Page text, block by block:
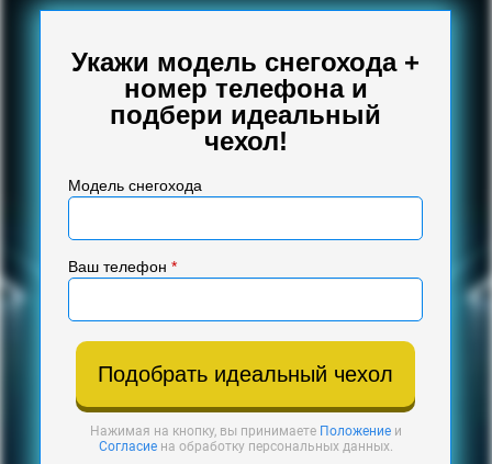
Укажи модель снегохода +
номер телефона и
подбери идеальный
чехол!
Модель снегохода
Ваш телефон *
Подобрать идеальный чехол
Нажимая на кнопку, вы принимаете Положениеи
Согласиена обработку персональных данных.